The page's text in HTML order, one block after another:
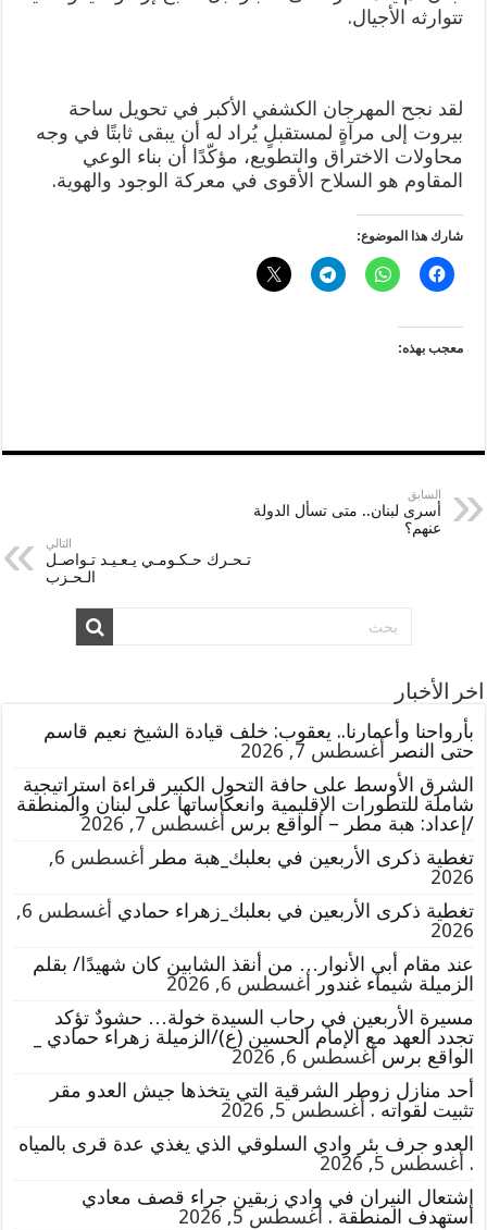
تتوارثه الأجيال.
لقد نجح المهرجان الكشفي الأكبر في تحويل ساحة
بيروت إلى مرآةٍ لمستقبلٍ يُراد له أن يبقى ثابتًا في وجه
محاولات الاختراق والتطويع، مؤكّدًا أن بناء الوعي
المقاوم هو السلاح الأقوى في معركة الوجود والهوية.
شارك هذا الموضوع:
معجب بهذه:
السابق
أسرى لبنان.. متى تسأل الدولة
عنهم؟
التالي
تـحـرك حـكـومـي يـعـيـد تـواصـل
الـحـزب
اخر الأخبار
بأرواحنا وأعمارنا.. يعقوب: خلف قيادة الشيخ نعيم قاسم
حتى النصر أغسطس 7, 2026
الشرق الأوسط على حافة التحول الكبير قراءة استراتيجية
شاملة للتطورات الإقليمية وانعكاساتها على لبنان والمنطقة
/إعداد: هبة مطر – الواقع برس أغسطس 7, 2026
تغطية ذكرى الأربعين في بعلبك_هبة مطر
أغسطس 6,
2026
تغطية ذكرى الأربعين في بعلبك_زهراء حمادي
أغسطس 6,
2026
عند مقام أبي الأنوار… من أنقذ الشابين كان شهيدًا/ بقلم
الزميلة شيماء غندور أغسطس 6, 2026
مسيرة الأربعين في رحاب السيدة خولة… حشودٌ تؤكد
تجدد العهد مع الإمام الحسين (ع)/الزميلة زهراء حمادي _
الواقع برس أغسطس 6, 2026
أحد منازل زوطر الشرقية التي يتخذها جيش العدو مقر
تثبيت لقواته . أغسطس 5, 2026
العدو جرف بئر وادي السلوقي الذي يغذي عدة قرى بالمياه
. أغسطس 5, 2026
إشتعال النيران في وادي زبقين جراء قصف معادي
استهدف المنطقة . أغسطس 5, 2026